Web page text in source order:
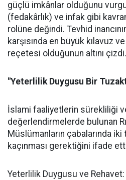
güçlü imkânlar olduğunu
(fedakârlık) ve infak gibi
rolüne değindi. Tevhid
karşısında en büyük kılavuz
reçetesi olduğunun altını çizdi.
"Yeterlilik Duygusu Bir
İslami faaliyetlerin sürekliliği
değerlendirmelerde bulunan
Müslümanların çabalarında
kaçınması gerektiğini ifade
Yeterlilik Duygusu ve Rehavet: